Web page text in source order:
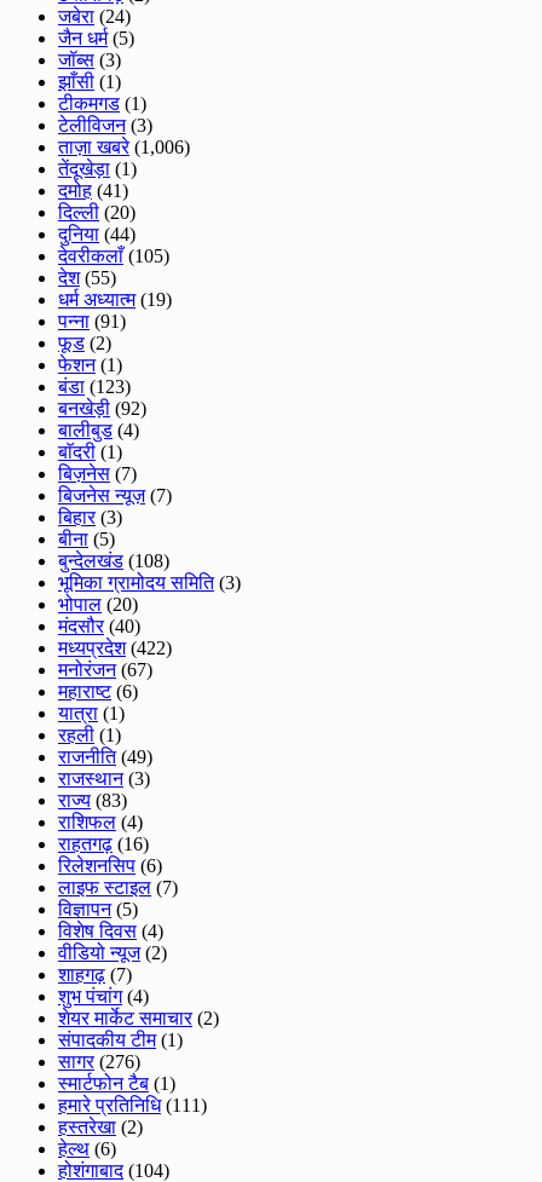
जबेरा (24)
जैन धर्म(5)
जॉब्स (3)
झाँसी (1)
टीकमगड (1)
टेलीविजन(3)
ताज़ा खबरे(1,006)
तेंदूखेड़ा (1)
दमोह (41)
दिल्ली (20)
दुनिया (44)
देवरीकलाँ(105)
देश(55)
धर्म अध्यात्म(19)
पन्ना (91)
फूड (2)
फेशन(1)
बंडा (123)
बनखेड़ी (92)
बालीबुड (4)
बाॅदरी (1)
बिज़नेस (7)
बिजनेस न्यूज़(7)
बिहार(3)
बीना (5)
बुन्देलखंड (108)
भूमिका ग्रामोदय समिति(3)
भोपाल (20)
मंदसौर(40)
मध्यप्रदेश(422)
मनोरंजन(67)
महाराष्ट(6)
यात्रा (1)
रहली (1)
राजनीति(49)
राजस्थान(3)
राज्य (83)
राशिफल (4)
राहतगढ़ (16)
रिलेशनसिप (6)
लाइफ स्टाइल (7)
विज्ञापन(5)
विशेष दिवस (4)
वीडियो न्यूज(2)
शाहगढ़ (7)
शुभ पंचांग(4)
शेयर मार्केट समाचार(2)
संपादकीय टीम(1)
सागर(276)
स्मार्टफोन टैब (1)
हमारे प्रतिनिधि(111)
हस्तरेखा (2)
हेल्थ (6)
होशंगाबाद(104)